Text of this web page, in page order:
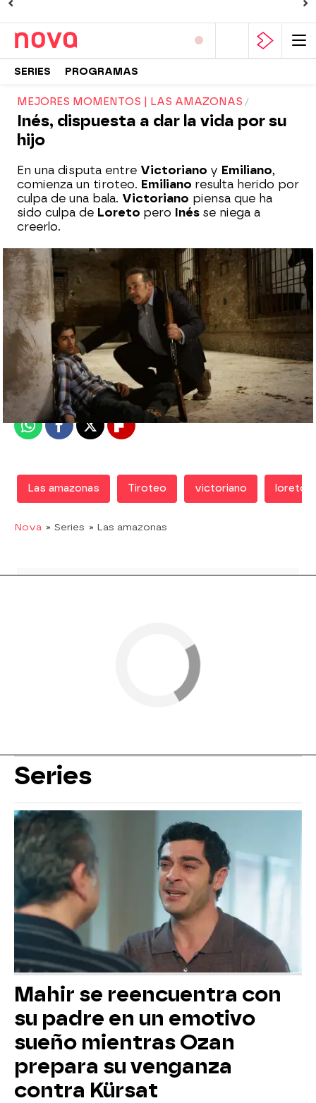
SERIES PROGRAMAS
MEJORES MOMENTOS | LAS AMAZONAS
Inés, dispuesta a dar la vida por su
hijo
En una disputa entre Victoriano y Emiliano,
comienza un tiroteo. Emiliano resulta herido por
culpa de una bala. Victoriano piensa que ha
sido culpa de Loreto pero Inés se niega a
creerlo.
Nova
Madrid
Publicado:07 de febrero de 2018, 17:11
WhatsappFacebook
X Flipboard
Las amazonas Tiroteo victoriano loreto
Nova » Series » Las amazonas
Series
Mahir se reencuentra con
su padre en un emotivo
sueño mientras Ozan
prepara su venganza
contra Kürsat